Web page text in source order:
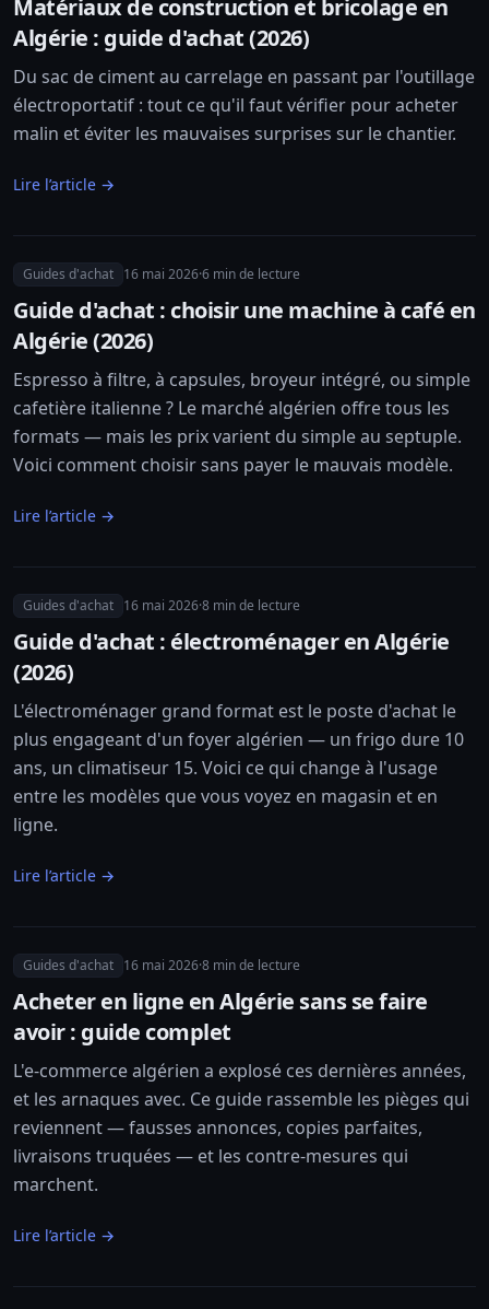
Matériaux de construction et bricolage en
Algérie : guide d'achat (2026)
Du sac de ciment au carrelage en passant par l'outillage
électroportatif : tout ce qu'il faut vérifier pour acheter
malin et éviter les mauvaises surprises sur le chantier.
Lire l’article →
Guides d'achat 16 mai 2026·6 min de lecture
Guide d'achat : choisir une machine à café en
Algérie (2026)
Espresso à filtre, à capsules, broyeur intégré, ou simple
cafetière italienne ? Le marché algérien offre tous les
formats — mais les prix varient du simple au septuple.
Voici comment choisir sans payer le mauvais modèle.
Lire l’article →
Guides d'achat 16 mai 2026·8 min de lecture
Guide d'achat : électroménager en Algérie
(2026)
L'électroménager grand format est le poste d'achat le
plus engageant d'un foyer algérien — un frigo dure 10
ans, un climatiseur 15. Voici ce qui change à l'usage
entre les modèles que vous voyez en magasin et en
ligne.
Lire l’article →
Guides d'achat 16 mai 2026·8 min de lecture
Acheter en ligne en Algérie sans se faire
avoir : guide complet
L'e-commerce algérien a explosé ces dernières années,
et les arnaques avec. Ce guide rassemble les pièges qui
reviennent — fausses annonces, copies parfaites,
livraisons truquées — et les contre-mesures qui
marchent.
Lire l’article →